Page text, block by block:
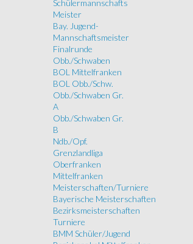
Schülermannschafts
Meister
Bay. Jugend-
Mannschaftsmeister
Finalrunde
Obb./Schwaben
BOL Mittelfranken
BOL Obb./Schw.
Obb./Schwaben Gr.
A
Obb./Schwaben Gr.
B
Ndb./Opf.
Grenzlandliga
Oberfranken
Mittelfranken
Meisterschaften/Turniere
Bayerische Meisterschaften
Bezirksmeisterschaften
Turniere
BMM Schüler/Jugend